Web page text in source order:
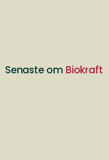
Senaste om Biokraft